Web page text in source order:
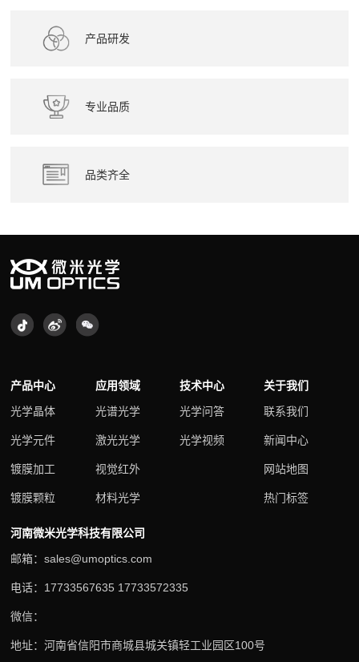
产品研发
专业品质
品类齐全
产品中心
光学晶体
光学元件
镀膜加工
镀膜颗粒
应用领域
光谱光学
激光光学
视觉红外
材料光学
技术中心
光学问答
光学视频
关于我们
联系我们
新闻中心
网站地图
热门标签
河南微米光学科技有限公司
邮箱：sales@umoptics.com
电话：17733567635 17733572335
微信：
地址：河南省信阳市商城县城关镇轻工业园区100号